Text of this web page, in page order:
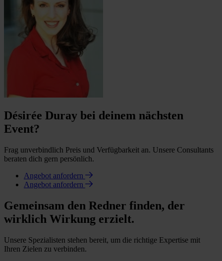
Désirée Duray bei deinem nächsten
Event?
Frag unverbindlich Preis und Verfügbarkeit an. Unsere Consultants
beraten dich gern persönlich.
Angebot anfordern
Angebot anfordern
Gemeinsam den Redner finden, der
wirklich Wirkung erzielt.
Unsere Spezialisten stehen bereit, um die richtige Expertise mit
Ihren Zielen zu verbinden.